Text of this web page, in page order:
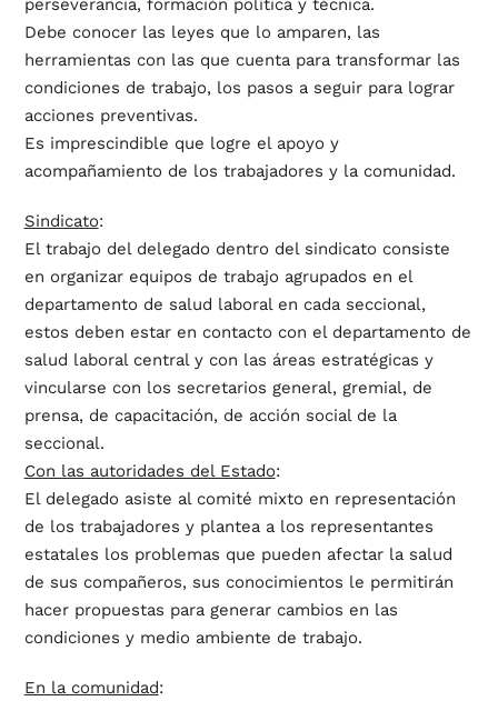
perseverancia, formación política y técnica.
Debe conocer las leyes que lo amparen, las
herramientas con las que cuenta para transformar las
condiciones de trabajo, los pasos a seguir para lograr
acciones preventivas.
Es imprescindible que logre el apoyo y
acompañamiento de los trabajadores y la comunidad.
Sindicato:
El trabajo del delegado dentro del sindicato consiste
en organizar equipos de trabajo agrupados en el
departamento de salud laboral en cada seccional,
estos deben estar en contacto con el departamento de
salud laboral central y con las áreas estratégicas y
vincularse con los secretarios general, gremial, de
prensa, de capacitación, de acción social de la
seccional.
Con las autoridades del Estado:
El delegado asiste al comité mixto en representación
de los trabajadores y plantea a los representantes
estatales los problemas que pueden afectar la salud
de sus compañeros, sus conocimientos le permitirán
hacer propuestas para generar cambios en las
condiciones y medio ambiente de trabajo.
En la comunidad: